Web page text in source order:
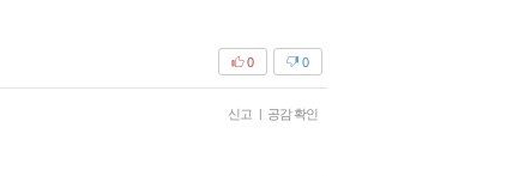
0
0
신고 | 공감 확인